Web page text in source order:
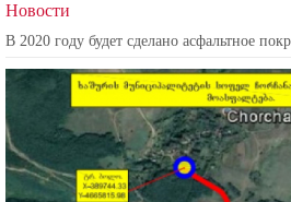
Новости
В 2020 году будет сделано асфальтное